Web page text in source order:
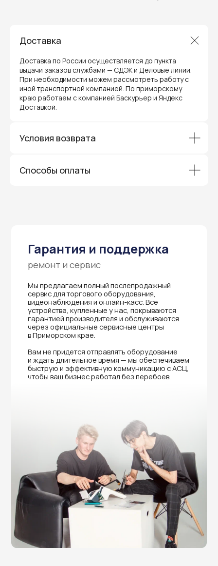
Доставка
Доставка по России осуществляется до пункта
выдачи заказов службами — СДЭК и Деловые линии.
При необходимости можем рассмотреть работу с
иной транспортной компанией. По приморскому
краю работаем с компанией Баскурьер и Яндекс
Доставкой.
Условия возврата
Способы оплаты
сервис для торгового оборудования,
видеонаблюдения и онлайн-касс. Все
устройства, купленные у нас, покрываются
гарантией производителя и обслуживаются
через официальные сервисные центры
в Приморском крае.
Вам не придется отправлять оборудование
Нужна помощь в выборе?
Оставьте заявку на бесплатную
консультацию и получите
на покупку оборудования или
получение услуги.